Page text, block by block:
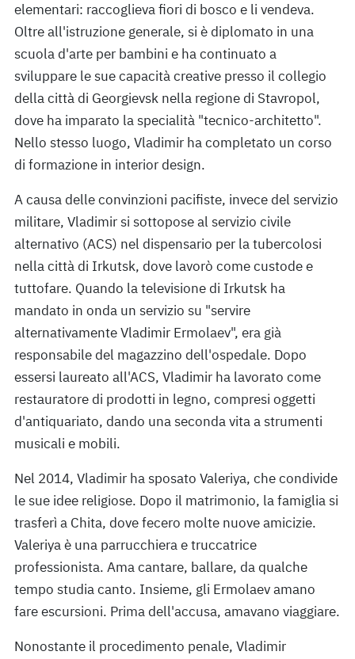
elementari: raccoglieva fiori di bosco e li vendeva.
Oltre all'istruzione generale, si è diplomato in una
scuola d'arte per bambini e ha continuato a
sviluppare le sue capacità creative presso il collegio
della città di Georgievsk nella regione di Stavropol,
dove ha imparato la specialità "tecnico-architetto".
Nello stesso luogo, Vladimir ha completato un corso
di formazione in interior design.
A causa delle convinzioni pacifiste, invece del servizio
militare, Vladimir si sottopose al servizio civile
alternativo (ACS) nel dispensario per la tubercolosi
nella città di Irkutsk, dove lavorò come custode e
tuttofare. Quando la televisione di Irkutsk ha
mandato in onda un servizio su "servire
alternativamente Vladimir Ermolaev", era già
responsabile del magazzino dell'ospedale. Dopo
essersi laureato all'ACS, Vladimir ha lavorato come
restauratore di prodotti in legno, compresi oggetti
d'antiquariato, dando una seconda vita a strumenti
musicali e mobili.
Nel 2014, Vladimir ha sposato Valeriya, che condivide
le sue idee religiose. Dopo il matrimonio, la famiglia si
trasferì a Chita, dove fecero molte nuove amicizie.
Valeriya è una parrucchiera e truccatrice
professionista. Ama cantare, ballare, da qualche
tempo studia canto. Insieme, gli Ermolaev amano
fare escursioni. Prima dell'accusa, amavano viaggiare.
Nonostante il procedimento penale, Vladimir